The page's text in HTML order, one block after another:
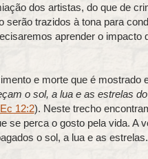
dos artistas, do que de
serão trazidos à tona para
aprender o impacto
e morte que é mostrado
o sol, a lua e as estrelas
Ec 12:2). Neste trecho
se perca o gosto pela vida. A
o sol, a lua e as estrelas.